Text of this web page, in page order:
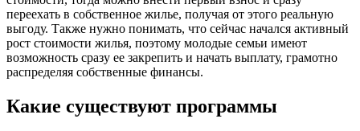
переехать в собственное жилье, получая от этого реальную
выгоду. Также нужно понимать, что сейчас начался активный
рост стоимости жилья, поэтому молодые семьи имеют
возможность сразу ее закрепить и начать выплату, грамотно
распределяя собственные финансы.
Какие существуют программы